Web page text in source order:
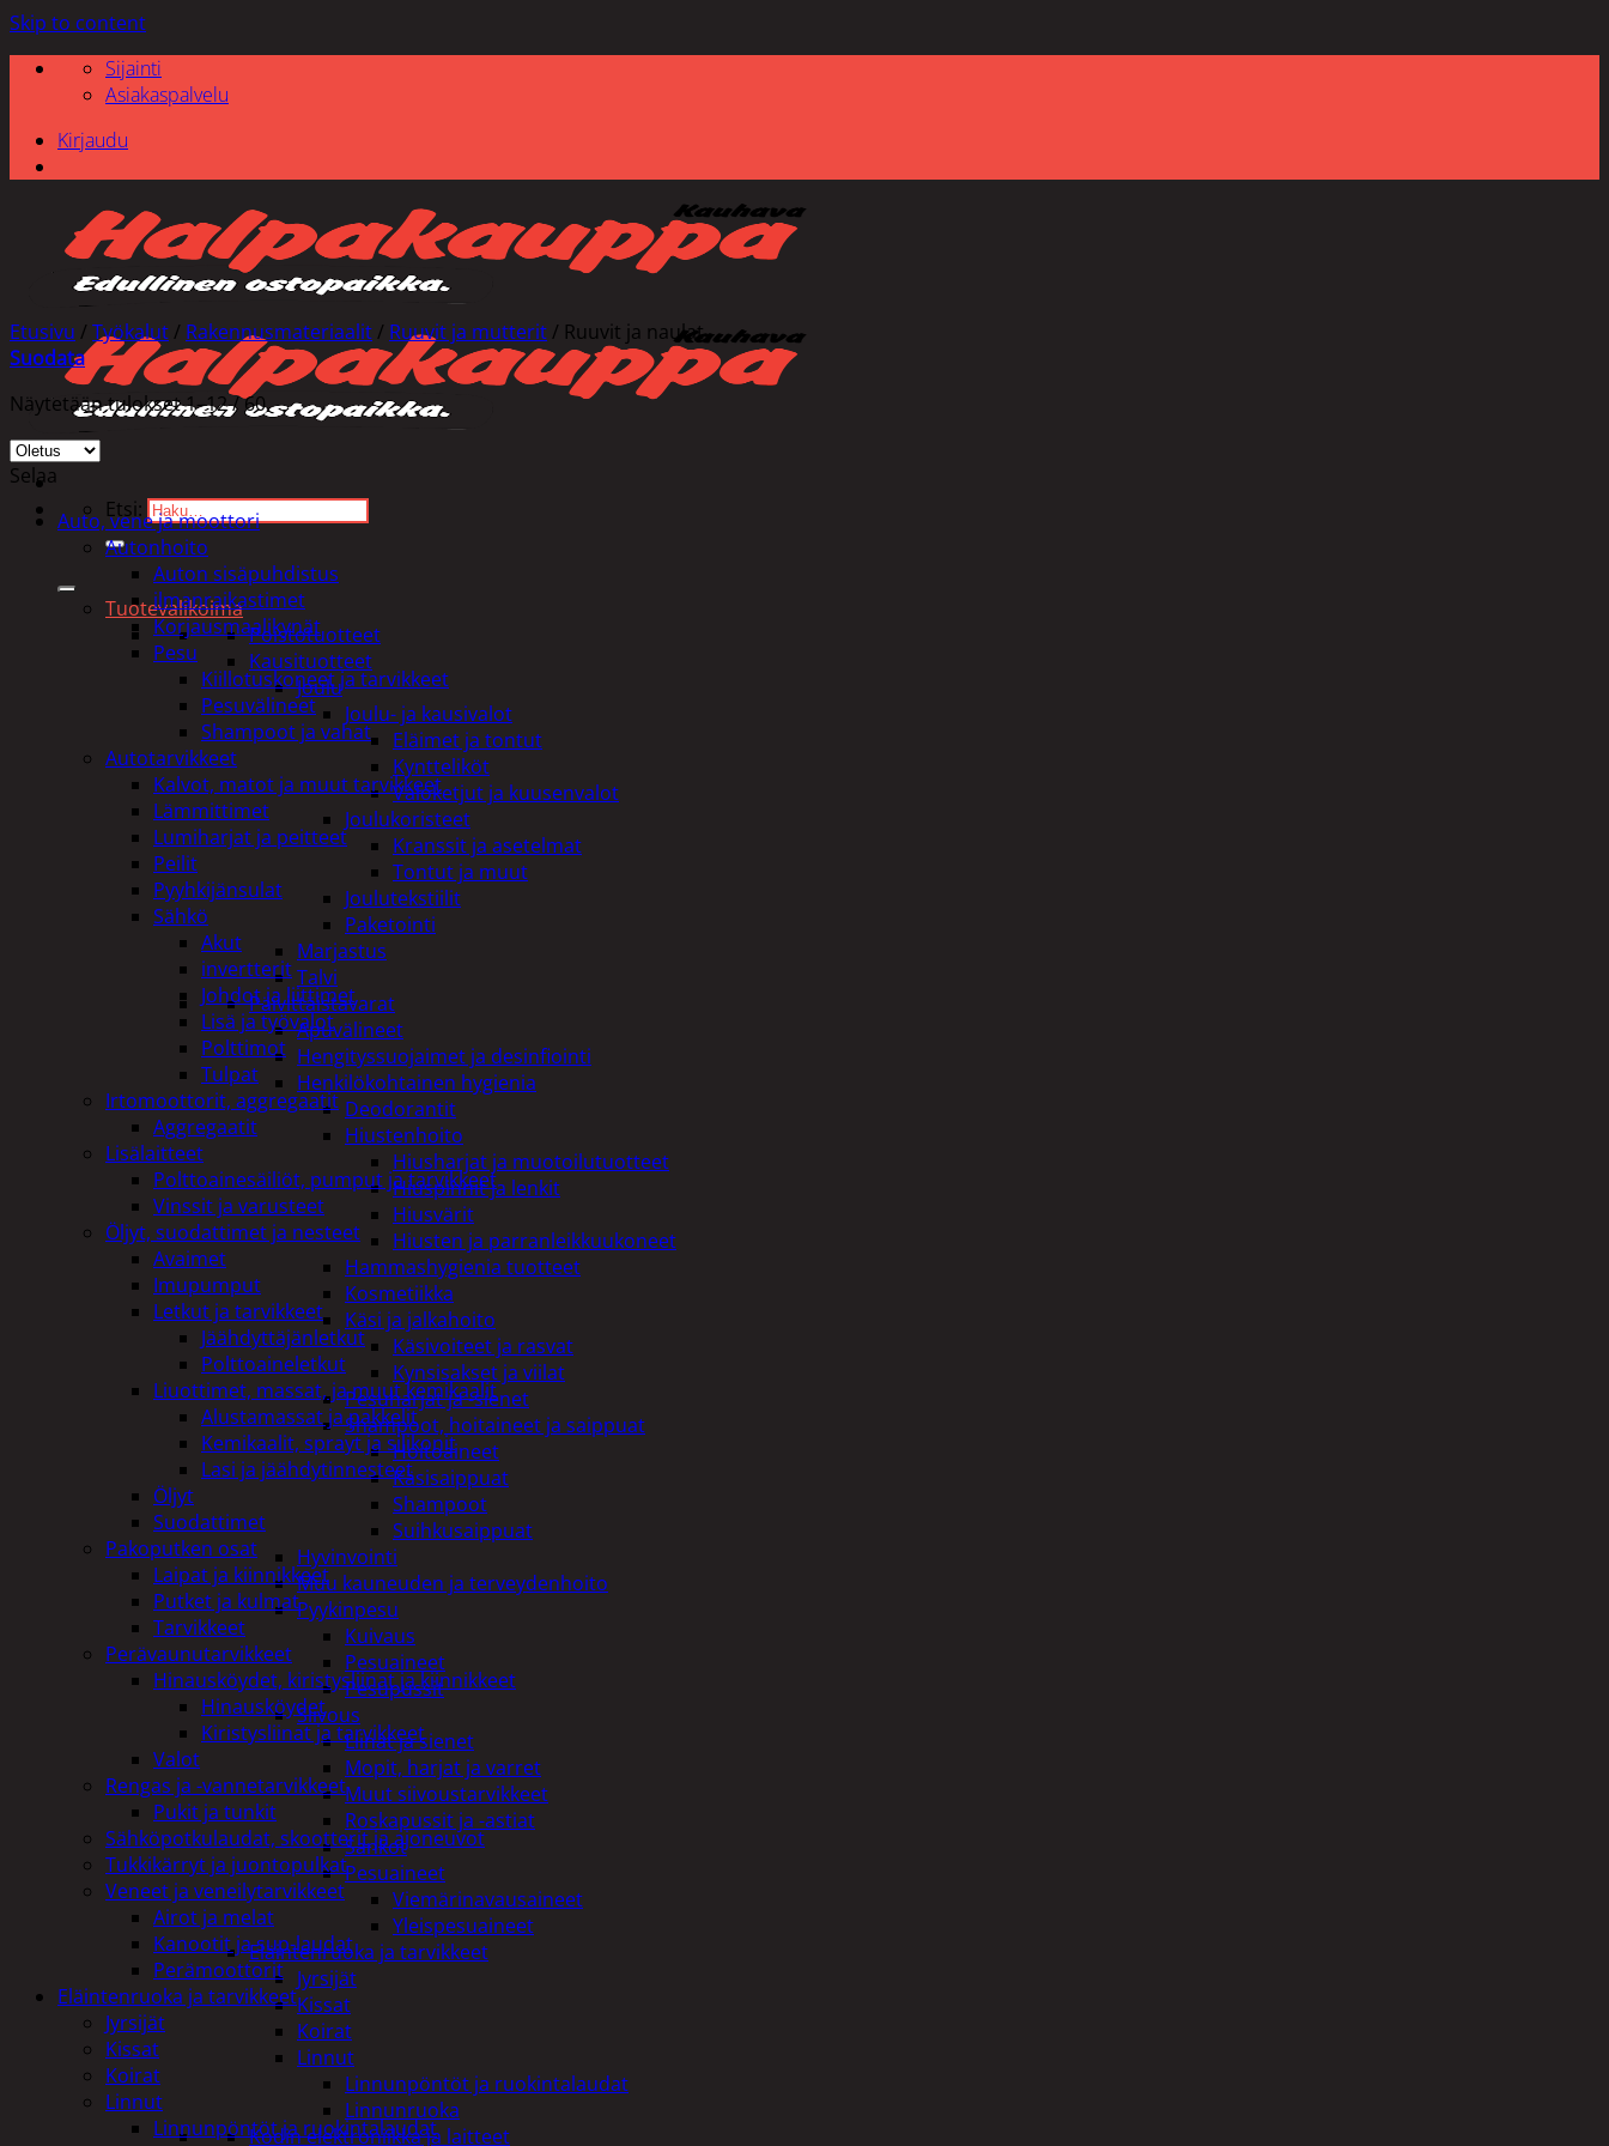
Skip to content
Sijainti
Asiakaspalvelu
Kirjaudu
Etsi:
Tuotevalikoima
Poistotuotteet
Kausituotteet
Joulu
Joulu- ja kausivalot
Eläimet ja tontut
Kyntteliköt
Valoketjut ja kuusenvalot
Joulukoristeet
Kranssit ja asetelmat
Tontut ja muut
Joulutekstiilit
Paketointi
Marjastus
Talvi
Päivittäistavarat
Apuvälineet
Hengityssuojaimet ja desinfiointi
Henkilökohtainen hygienia
Deodorantit
Hiustenhoito
Hiusharjat ja muotoilutuotteet
Hiuspinnit ja lenkit
Hiusvärit
Hiusten ja parranleikkuukoneet
Hammashygienia tuotteet
Kosmetiikka
Käsi ja jalkahoito
Käsivoiteet ja rasvat
Kynsisakset ja viilat
Pesuharjat ja -sienet
Shampoot, hoitaineet ja saippuat
Hoitoaineet
Käsisaippuat
Shampoot
Suihkusaippuat
Hyvinvointi
Muu kauneuden ja terveydenhoito
Pyykinpesu
Kuivaus
Pesuaineet
Pesupussit
Siivous
Liinat ja sienet
Mopit, harjat ja varret
Muut siivoustarvikkeet
Roskapussit ja -astiat
Sankot
Pesuaineet
Viemärinavausaineet
Yleispesuaineet
Eläintenruoka ja tarvikkeet
Jyrsijät
Kissat
Koirat
Linnut
Linnunpöntöt ja ruokintalaudat
Linnunruoka
Kodin elektroniikka ja laitteet
Etusivu / Työkalut / Rakennusmateriaalit / Ruuvit ja mutterit / Ruuvit ja naulat
Suodata
Näytetään tulokset 1–12 / 60
Selaa
Auto, vene ja moottori
Autonhoito
Auton sisäpuhdistus
ilmanraikastimet
Korjausmaalikynät
Pesu
Kiillotuskoneet ja tarvikkeet
Pesuvälineet
Shampoot ja vahat
Autotarvikkeet
Kalvot, matot ja muut tarvikkeet
Lämmittimet
Lumiharjat ja peitteet
Peilit
Pyyhkijänsulat
Sähkö
Akut
invertterit
Johdot ja liittimet
Lisä ja työvalot
Polttimot
Tulpat
Irtomoottorit, aggregaatit
Aggregaatit
Lisälaitteet
Polttoainesäiliöt, pumput ja tarvikkeet
Vinssit ja varusteet
Öljyt, suodattimet ja nesteet
Avaimet
Imupumput
Letkut ja tarvikkeet
Jäähdyttäjänletkut
Polttoaineletkut
Liuottimet, massat, ja muut kemikaalit
Alustamassat ja pakkelit
Kemikaalit, sprayt ja silikonit
Lasi ja jäähdytinnesteet
Öljyt
Suodattimet
Pakoputken osat
Laipat ja kiinnikkeet
Putket ja kulmat
Tarvikkeet
Perävaunutarvikkeet
Hinausköydet, kiristysliinat ja kiinnikkeet
Hinausköydet
Kiristysliinat ja tarvikkeet
Valot
Rengas ja -vannetarvikkeet
Pukit ja tunkit
Sähköpotkulaudat, skootterit ja ajoneuvot
Tukkikärryt ja juontopulkat
Veneet ja veneilytarvikkeet
Airot ja melat
Kanootit ja sup-laudat
Perämoottorit
Eläintenruoka ja tarvikkeet
Jyrsijät
Kissat
Koirat
Linnut
Linnunpöntöt ja ruokintalaudat